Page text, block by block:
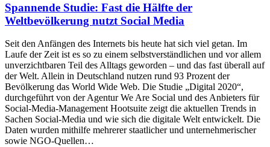
Spannende Studie: Fast die Hälfte der
Weltbevölkerung nutzt Social Media
Seit den Anfängen des Internets bis heute hat sich viel getan. Im
Laufe der Zeit ist es so zu einem selbstverständlichen und vor allem
unverzichtbaren Teil des Alltags geworden – und das fast überall auf
der Welt. Allein in Deutschland nutzen rund 93 Prozent der
Bevölkerung das World Wide Web. Die Studie „Digital 2020“,
durchgeführt von der Agentur We Are Social und des Anbieters für
Social-Media-Management Hootsuite zeigt die aktuellen Trends in
Sachen Social-Media und wie sich die digitale Welt entwickelt. Die
Daten wurden mithilfe mehrerer staatlicher und unternehmerischer
sowie NGO-Quellen…